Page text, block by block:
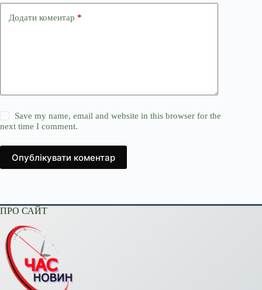
Додати коментар *
Save my name, email and website in this browser for the
next time I comment.
Опублікувати коментар
ПРО САЙТ